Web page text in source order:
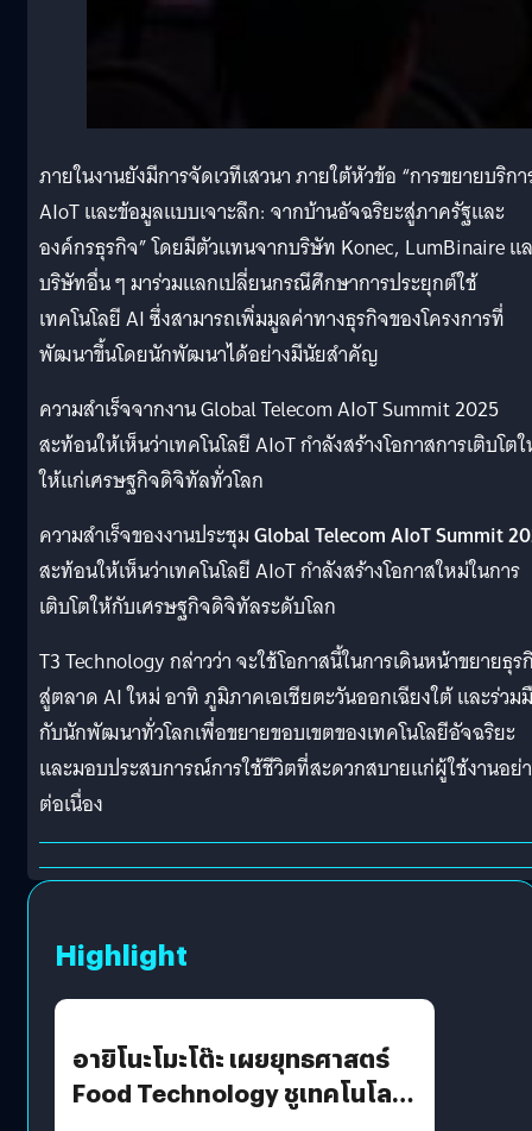
ภายในงานยังมีการจัดเวทีเสวนา ภายใต้หัวข้อ “การขยายบริก
AIoT และข้อมูลแบบเจาะลึก: จากบ้านอัจฉริยะสู่ภาครัฐและ
องค์กรธุรกิจ” โดยมีตัวแทนจากบริษัท Konec, LumBinaire แ
บริษัทอื่น ๆ มาร่วมแลกเปลี่ยนกรณีศึกษาการประยุกต์ใช้
เทคโนโลยี AI ซึ่งสามารถเพิ่มมูลค่าทางธุรกิจของโครงการที่
พัฒนาขึ้นโดยนักพัฒนาได้อย่างมีนัยสำคัญ
ความสำเร็จจากงาน Global Telecom AIoT Summit 2025
สะท้อนให้เห็นว่าเทคโนโลยี AIoT กำลังสร้างโอกาสการเติบโต
ให้แก่เศรษฐกิจดิจิทัลทั่วโลก
ความสำเร็จของงานประชุมGlobal Telecom AIoT Summit
สะท้อนให้เห็นว่าเทคโนโลยี AIoT กำลังสร้างโอกาสใหม่ในการ
เติบโตให้กับเศรษฐกิจดิจิทัลระดับโลก
T3 Technology กล่าวว่า จะใช้โอกาสนี้ในการเดินหน้าขยายธุร
สู่ตลาด AI ใหม่ อาทิ ภูมิภาคเอเชียตะวันออกเฉียงใต้ และร่วม
กับนักพัฒนาทั่วโลกเพื่อขยายขอบเขตของเทคโนโลยีอัจฉริยะ
และมอบประสบการณ์การใช้ชีวิตที่สะดวกสบายแก่ผู้ใช้งานอย่
ต่อเนื่อง
Highlight
อายิโนะโมะโต๊ะ เผยยุทธศาสตร์
Food Technology ชูเทคโนโลยี